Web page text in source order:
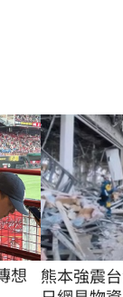
想
熊本強震